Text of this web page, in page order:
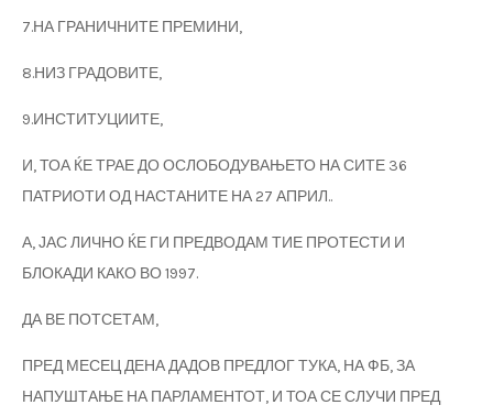
7.НА ГРАНИЧНИТЕ ПРЕМИНИ,
8.НИЗ ГРАДОВИТЕ,
9.ИНСТИТУЦИИТЕ,
И, ТОА ЌЕ ТРАЕ ДО ОСЛОБОДУВАЊЕТО НА СИТЕ 36
ПАТРИОТИ ОД НАСТАНИТЕ НА 27 АПРИЛ..
А, ЈАС ЛИЧНО ЌЕ ГИ ПРЕДВОДАМ ТИЕ ПРОТЕСТИ И
БЛОКАДИ КАКО ВО 1997.
ДА ВЕ ПОТСЕТАМ,
ПРЕД МЕСЕЦ ДЕНА ДАДОВ ПРЕДЛОГ ТУКА, НА ФБ, ЗА
НАПУШТАЊЕ НА ПАРЛАМЕНТОТ, И ТОА СЕ СЛУЧИ ПРЕД